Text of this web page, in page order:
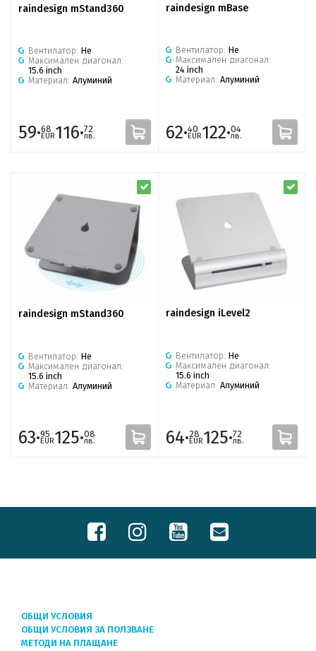
raindesign mStand360
Вентилатор: Не
Максимален диагонал:
15.6 inch
Материал: Алуминий
59·68
EUR116·72
лв.
raindesign mBase
Вентилатор: Не
Максимален диагонал:
24 inch
Материал: Алуминий
62·40
EUR122·04
лв.
raindesign mStand360
Вентилатор: Не
Максимален диагонал:
15.6 inch
Материал: Алуминий
63·95
EUR125·08
лв.
raindesign iLevel2
Вентилатор: Не
Максимален диагонал:
15.6 inch
Материал: Алуминий
64·28
EUR125·72
лв.
ОБЩИ УСЛОВИЯ
ОБЩИ УСЛОВИЯ ЗА ПОЛЗВАНЕ
МЕТОДИ НА ПЛАЩАНЕ